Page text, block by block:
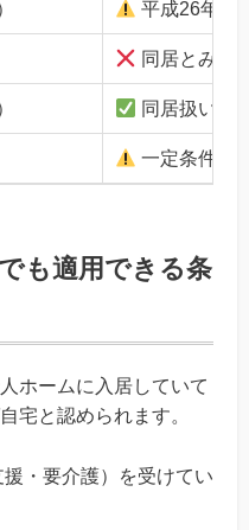
平成26年以
同居とみな
同居扱い
一定条件で
も適用できる条
ホームに入居していて
宅と認められます。
・要介護）を受けてい